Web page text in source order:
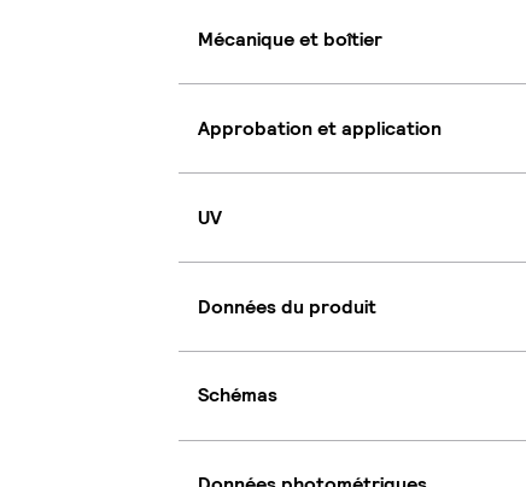
Mécanique et boîtier
Approbation et application
UV
Données du produit
Schémas